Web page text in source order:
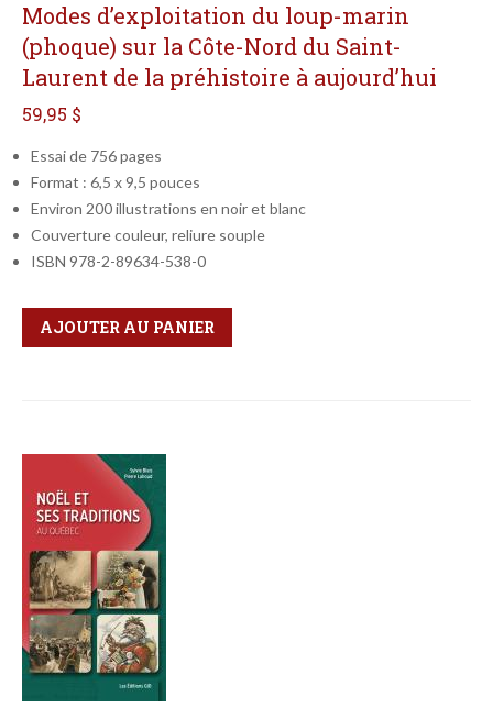
Modes d’exploitation du loup-marin
(phoque) sur la Côte-Nord du Saint-
Laurent de la préhistoire à aujourd’hui
59,95 $
Essai de 756 pages
Format : 6,5 x 9,5 pouces
Environ 200 illustrations en noir et blanc
Couverture couleur, reliure souple
ISBN 978-2-89634-538-0
Qté
Format
AJOUTER AU PANIER